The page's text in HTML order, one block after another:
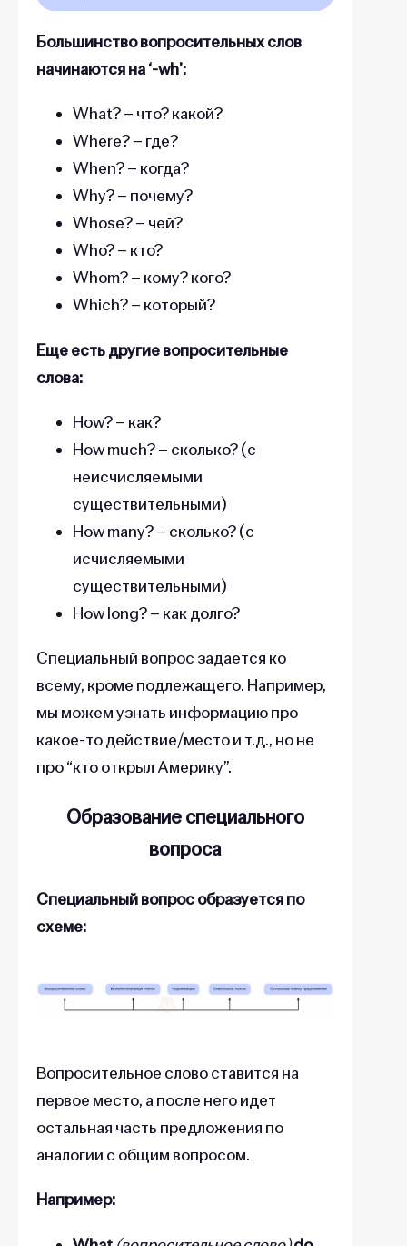
Большинство вопросительных слов
начинаются на ‘-wh’:
What? – что? какой?
Where? – где?
When? – когда?
Why? – почему?
Whose? – чей?
Who? – кто?
Whom? – кому? кого?
Which? – который?
Еще есть другие вопросительные
слова:
How? – как?
How much? – сколько? (с
неисчисляемыми
существительными)
How many? – сколько? (с
исчисляемыми
существительными)
How long? – как долго?
Специальный вопрос задается ко
всему, кроме подлежащего. Например,
мы можем узнать информацию про
какое-то действие/место и т.д., но не
про “кто открыл Америку”.
Образование специального
вопроса
Специальный вопрос образуется по
схеме:
Вопросительное слово ставится на
первое место, а после него идет
остальная часть предложения по
аналогии с общим вопросом.
Например: